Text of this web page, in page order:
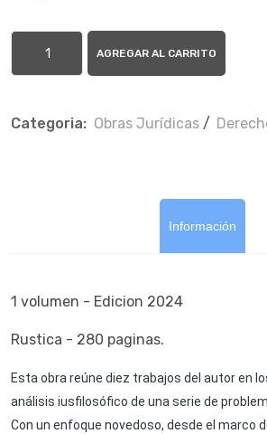
AGREGAR AL CARRITO
Categoria: Obras Jurí­dicas /
Información
1 volumen - Edicion 2024
Rustica - 280 paginas.
Esta obra reúne diez trabajos del autor en
análisis iusfilosófico de una serie de
Con un enfoque novedoso, desde el marco